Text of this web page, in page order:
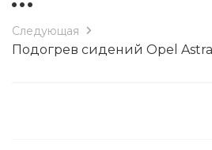
Следующая
Подогрев сидений Opel Astra